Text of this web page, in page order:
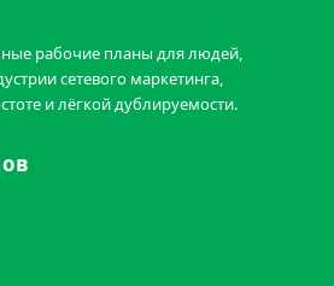
рабочие планы для людей,
сетевого маркетинга,
и лёгкой дублируемости.